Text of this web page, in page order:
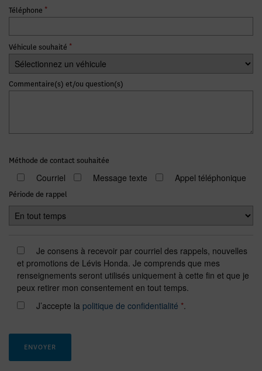
Téléphone *
Véhicule souhaité *
Commentaire(s) et/ou question(s)
Méthode de contact souhaitée
Courriel Message texte Appel téléphonique
Période de rappel
Je consens à recevoir par courriel des rappels, nouvelles
et promotions de Lévis Honda. Je comprends que mes
renseignements seront utilisés uniquement à cette fin et que je
peux retirer mon consentement en tout temps.
J’accepte la politique de confidentialité *.